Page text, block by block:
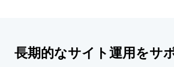
長期的なサイト運用をサ